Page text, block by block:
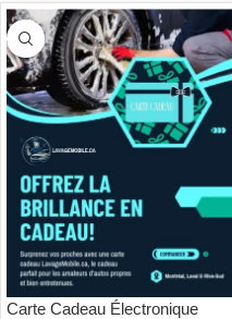
Carte Cadeau Électronique